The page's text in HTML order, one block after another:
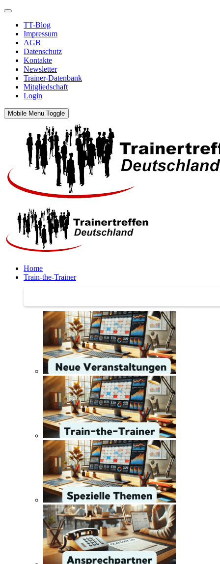
TT-Blog
Impressum
AGB
Datenschutz
Kontakte
Newsletter
Trainer-Datenbank
Mitgliedschaft
Login
Mobile Menu Toggle
Home
Train-the-Trainer